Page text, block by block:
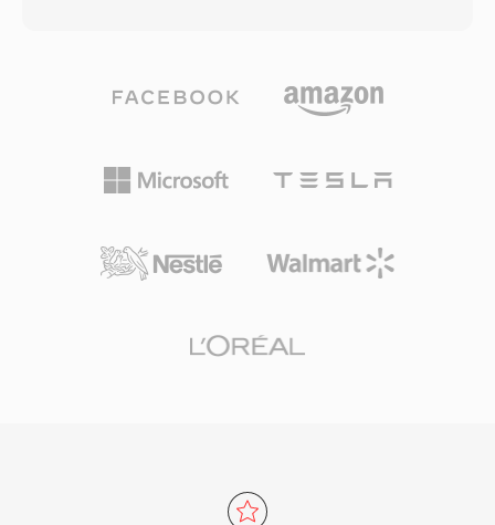
thuật số. Chứng nhận DivX trở thành nhãn phổ
biến trên các thiết bị điện tử tiêu dùng, với
phát DivX gốc. Codec cũng tiên phong trong
phân bổ nhiều dữ liệu hơn cho các cảnh phức
tạp và ít hơn cho các cảnh tĩnh, tạo ra chất
phí cho codec DivX thương mại, cung cấp chất
mà không có chi phí cấp phép. Codec xuất sắc
trong việc nén video dài thành các tệp nhỏ
tốt, sử dụng các kỹ thuật như lượng tử hóa
trận lượng tử hóa tùy chỉnh. Video mã hóa Xvid
lập hỗ trợ phát lại DivX, vì cả hai codec đều chia